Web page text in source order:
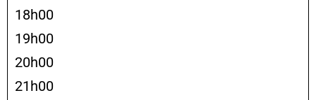
18h00
19h00
20h00
21h00